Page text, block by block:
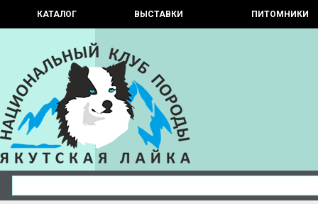
КАТАЛОГ ВЫСТАВКИ ПИТОМНИКИ